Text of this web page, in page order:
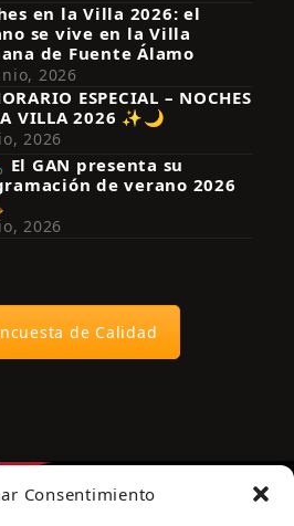
Consentimiento
en Instagram
en la Villa 2026: el
se vive en la Villa
de Fuente Álamo
2026
ESPECIAL – NOCHES
VILLA 2026 ✨🌙
2026
El GAN presenta su
de verano 2026
2026
de Calidad